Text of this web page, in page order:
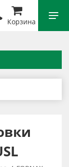
Корзина